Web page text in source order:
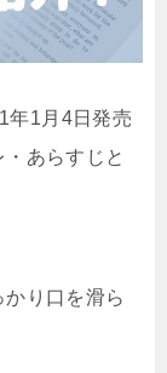
年1月4日発売
あらすじと
り口を滑ら